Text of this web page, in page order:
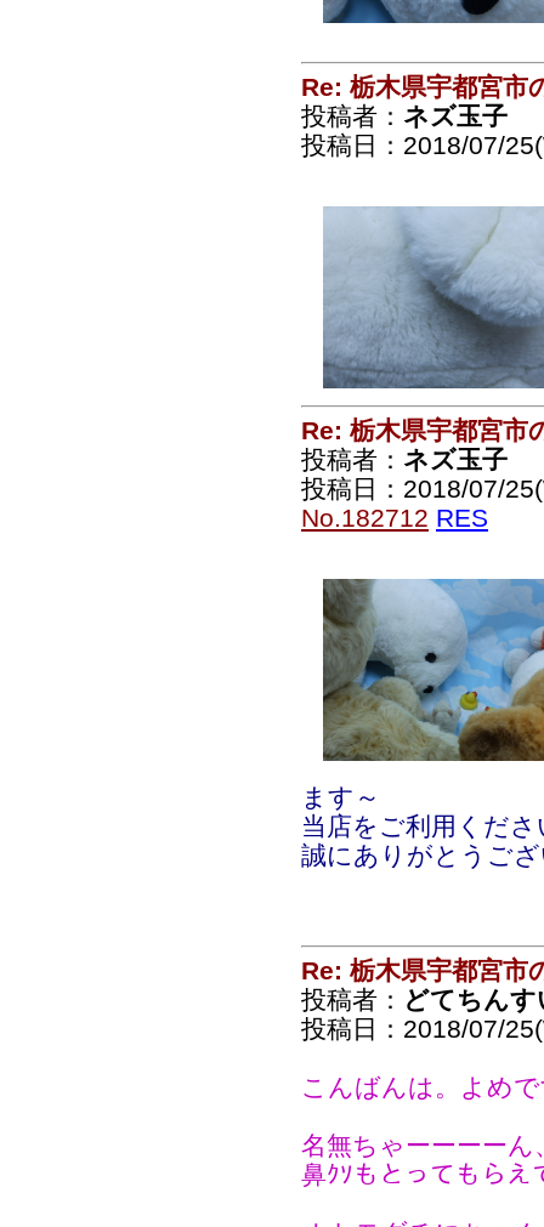
Re: 栃木県宇都宮市
投稿者： ネズ玉子
投稿日：2018/07/
Re: 栃木県宇都宮市
投稿者： ネズ玉子
投稿日：2018/07/
No.182712 RES
ます～
当店をご利用くだ
誠にありがとうご
Re: 栃木県宇都宮市
投稿者： どてちん
投稿日：2018/07/
こんばんは。よめ
名無ちゃーーーー
鼻ｸｿもとってもらえ